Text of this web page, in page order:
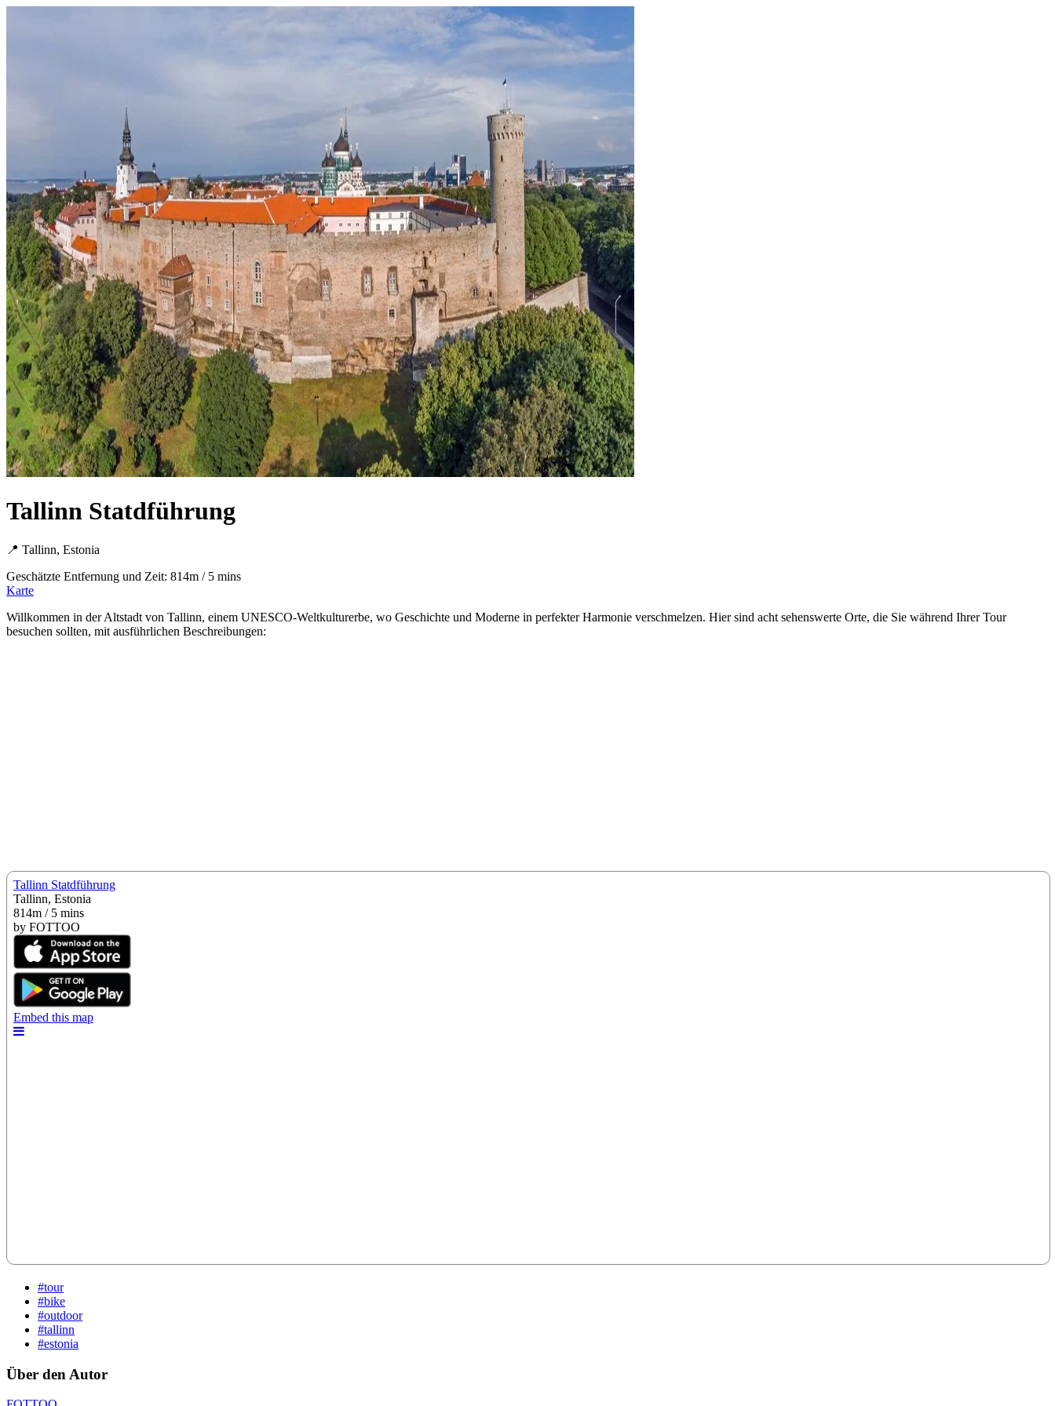
Tallinn Statdführung
📍 Tallinn, Estonia
Geschätzte Entfernung und Zeit: 814m / 5 mins
Karte
Willkommen in der Altstadt von Tallinn, einem UNESCO-Weltkulturerbe, wo Geschichte und Moderne in perfekter Harmonie verschmelzen. Hier sind acht sehenswerte Orte, die Sie während Ihrer Tour
besuchen sollten, mit ausführlichen Beschreibungen:
#tour
#bike
#outdoor
#tallinn
#estonia
Über den Autor